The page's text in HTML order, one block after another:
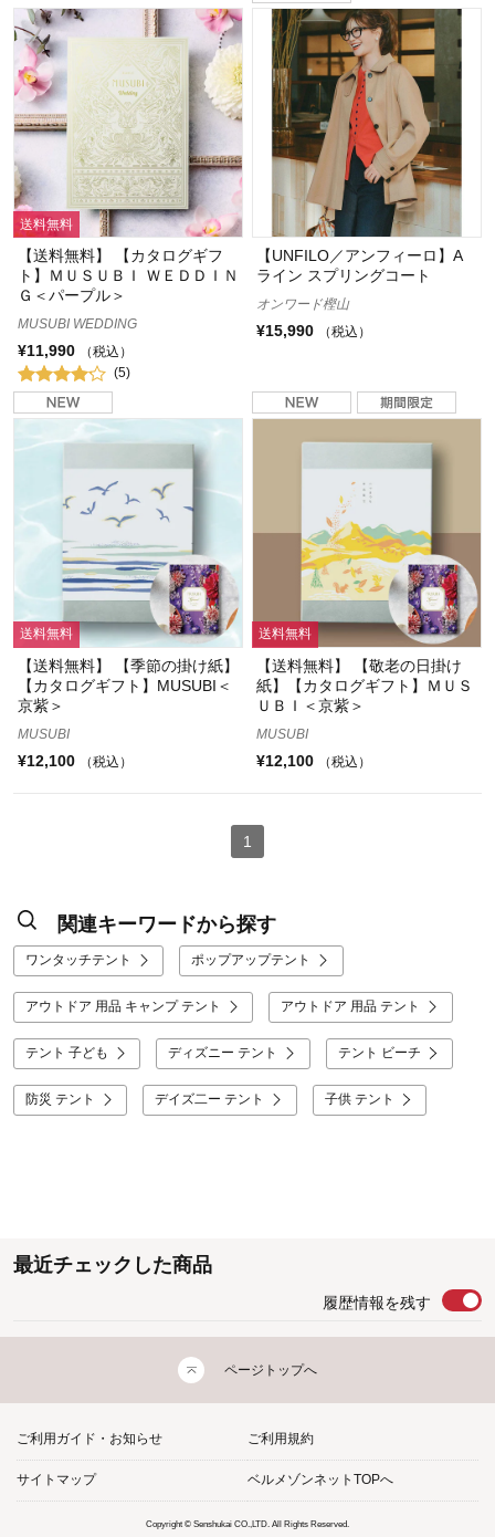
送料無料
【送料無料】 【カタログギフ
ト】ＭＵＳＵＢＩ ＷＥＤＤＩＮ
Ｇ＜パープル＞
MUSUBI WEDDING
¥11,990
（税込）
(5)
【UNFILO／アンフィーロ】A
ライン スプリングコート
オンワード樫山
¥15,990 （税込）
送料無料
【送料無料】 【季節の掛け紙】
【カタログギフト】MUSUBI＜
京紫＞
MUSUBI
¥12,100 （税込）
送料無料
【送料無料】 【敬老の日掛け
紙】【カタログギフト】ＭＵＳ
ＵＢＩ＜京紫＞
MUSUBI
¥12,100 （税込）
1
関連キーワードから探す
ワンタッチテント ポップアップテント
アウトドア 用品 キャンプ テント アウトドア 用品 テント
テント 子ども ディズニー テント テント ビーチ
防災 テント デイズ二ー テント 子供 テント
最近チェックした商品
履歴情報を残す
ページトップへ
ご利用ガイド・お知らせ ご利用規約
サイトマップ ベルメゾンネットTOPへ
Copyright © Senshukai CO.,LTD. All Rights Reserved.